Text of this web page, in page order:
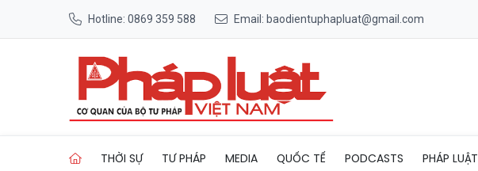
Hotline: 0869 359 588 Email: baodientuphapluat@gmail.com
THỜI SỰ TƯ PHÁP MEDIA QUỐC TẾ PODCASTS PHÁP LUẬT